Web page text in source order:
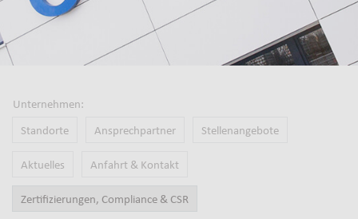
Unternehmen:
EMBED:
Navigation
DE
Standorte Ansprechpartner Stellenangebote
Aktuelles Anfahrt & Kontakt
Zertifizierungen, Compliance & CSR